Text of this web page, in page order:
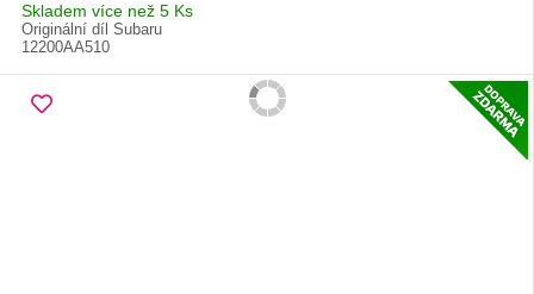
Skladem více než 5 Ks
Originální díl Subaru
12200AA510